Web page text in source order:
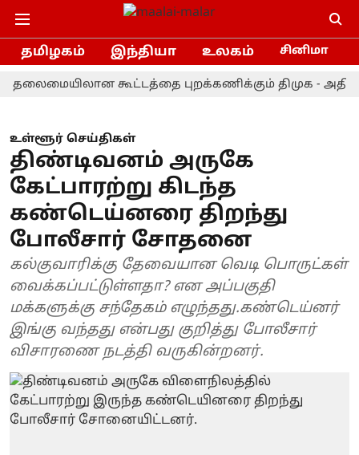
தமிழகம் இந்தியா உலகம் சினிமா
கூட்டத்தை புறக்கணிக்கும் திமுக - அதிமுக
உள்ளூர் செய்திகள்
திண்டிவனம் அருகே
கேட்பாரற்று கிடந்த
கண்டெய்னரை திறந்து
போலீசார் சோதனை
கல்குவாரிக்கு தேவையான வெடி பொருட்கள்
வைக்கப்பட்டுள்ளதா? என அப்பகுதி
மக்களுக்கு சந்தேகம் எழுந்தது.கண்டெய்னர்
இங்கு வந்தது என்பது குறித்து போலீசார்
விசாரணை நடத்தி வருகின்றனர்.